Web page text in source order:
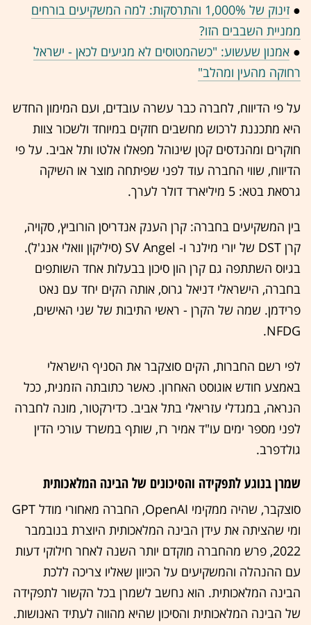
●
זינוק של 1,000% והתרסקות: למה המשקיעים בורחים
ממניית השבבים הזו?
● אמנון שעשוע: "כשהמטוסים לא מגיעים לכאן - ישראל
רחוקה מהעין ומהלב"
על פי הדיווח, לחברה כבר עשרה עובדים, ועם המימון החדש
היא מתכננת לרכוש מחשבים חזקים במיוחד ולשכור צוות
חוקרים ומהנדסים קטן שינוהל מפאלו אלטו ותל אביב. על פי
הדיווח, שווי החברה עוד לפני שפיתחה מוצר או השיקה
גרסאת בטא: 5 מיליארד דולר לערך.
בין המשקיעים בחברה: קרן הענק אנדריסן הורוביץ, סקויה,
קרן DST של יורי מילנר ו- SV Angel (סיליקון וואלי אנג'ל).
בגיוס השתתפה גם קרן הון סיכון בבעלות אחד השותפים
בחברה, הישראלי דניאל גרוס, אותה הקים יחד עם נאט
פרידמן. שמה של הקרן - ראשי התיבות של שני האישים,
NFDG.
לפי רשם החברות, הקים סוצקבר את הסניף הישראלי
באמצע חודש אוגוסט האחרון. כאשר כתובתה הזמנית, ככל
הנראה, במגדלי עזריאלי בתל אביב. כדירקטור, מונה לחברה
לפני מספר ימים עו"ד אמיר רז, שותף במשרד עורכי הדין
גולדפרב.
שמרן בנוגע לתפקידה והסיכונים של הבינה המלאכותית
סוצקבר, שהיה ממקימי OpenAI, החברה מאחורי מודל GPT
ומי שהציתה את עידן הבינה המלאכותית היוצרת בנובמבר
2022, פרש מהחברה מוקדם יותר השנה לאחר חילוקי דעות
עם ההנהלה והמשקיעים על הכיוון שאליו צריכה ללכת
הבינה המלאכותית. הוא נחשב לשמרן בכל הקשור לתפקידה
של הבינה המלאכותית והסיכון שהיא מהווה לעתיד האנושות.